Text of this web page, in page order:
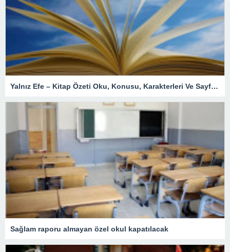
Yalnız Efe – Kitap Özeti Oku, Konusu, Karakterleri Ve Sayfa Sayısı – En Son Haberler
Sağlam raporu almayan özel okul kapatılacak